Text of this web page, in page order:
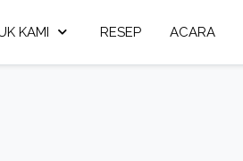
KAMI RESEP ACARA